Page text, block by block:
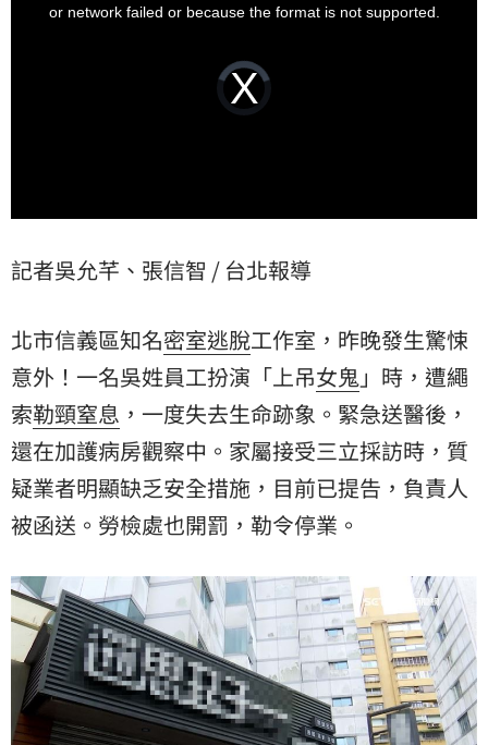
Video
Player
loading.
or network failed or because the format is not supported.
記者吳允芊、張信智 / 台北報導
北市信義區知名密室逃脫工作室，昨晚發生驚悚
意外！一名吳姓員工扮演「上吊女鬼」時，遭繩
索勒頸窒息 ，一度失去生命跡象。緊急送醫後，
還在加護病房觀察中。家屬接受三立採訪時，質
疑業者明顯缺乏安全措施，目前已提告，負責人
被函送。勞檢處也開罰，勒令停業。